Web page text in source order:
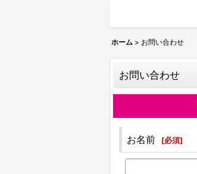
ホーム > お問い合わせ
お問い合わせ
お名前 [必須]